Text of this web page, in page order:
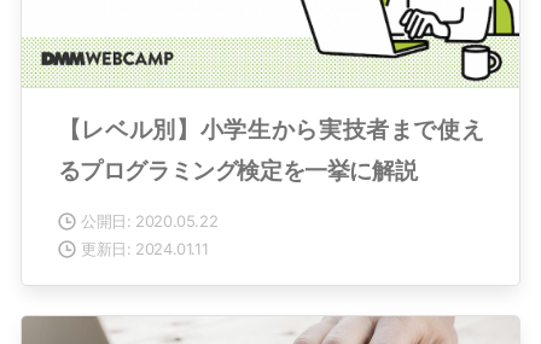
【レベル別】小学生から実技者まで使え
るプログラミング検定を一挙に解説
公開日: 2020.05.22
更新日: 2024.01.11